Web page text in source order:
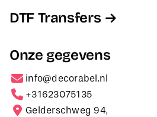
DTF Transfers
Onze gegevens
info@decorabel.nl
+31623075135
Gelderschweg 94,